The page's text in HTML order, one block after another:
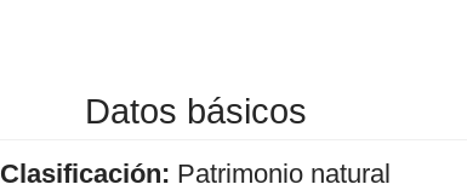
Datos básicos
Clasificación: Patrimonio natural